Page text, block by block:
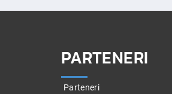
PARTENERI
Parteneri